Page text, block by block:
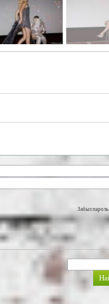
Забыл пароль